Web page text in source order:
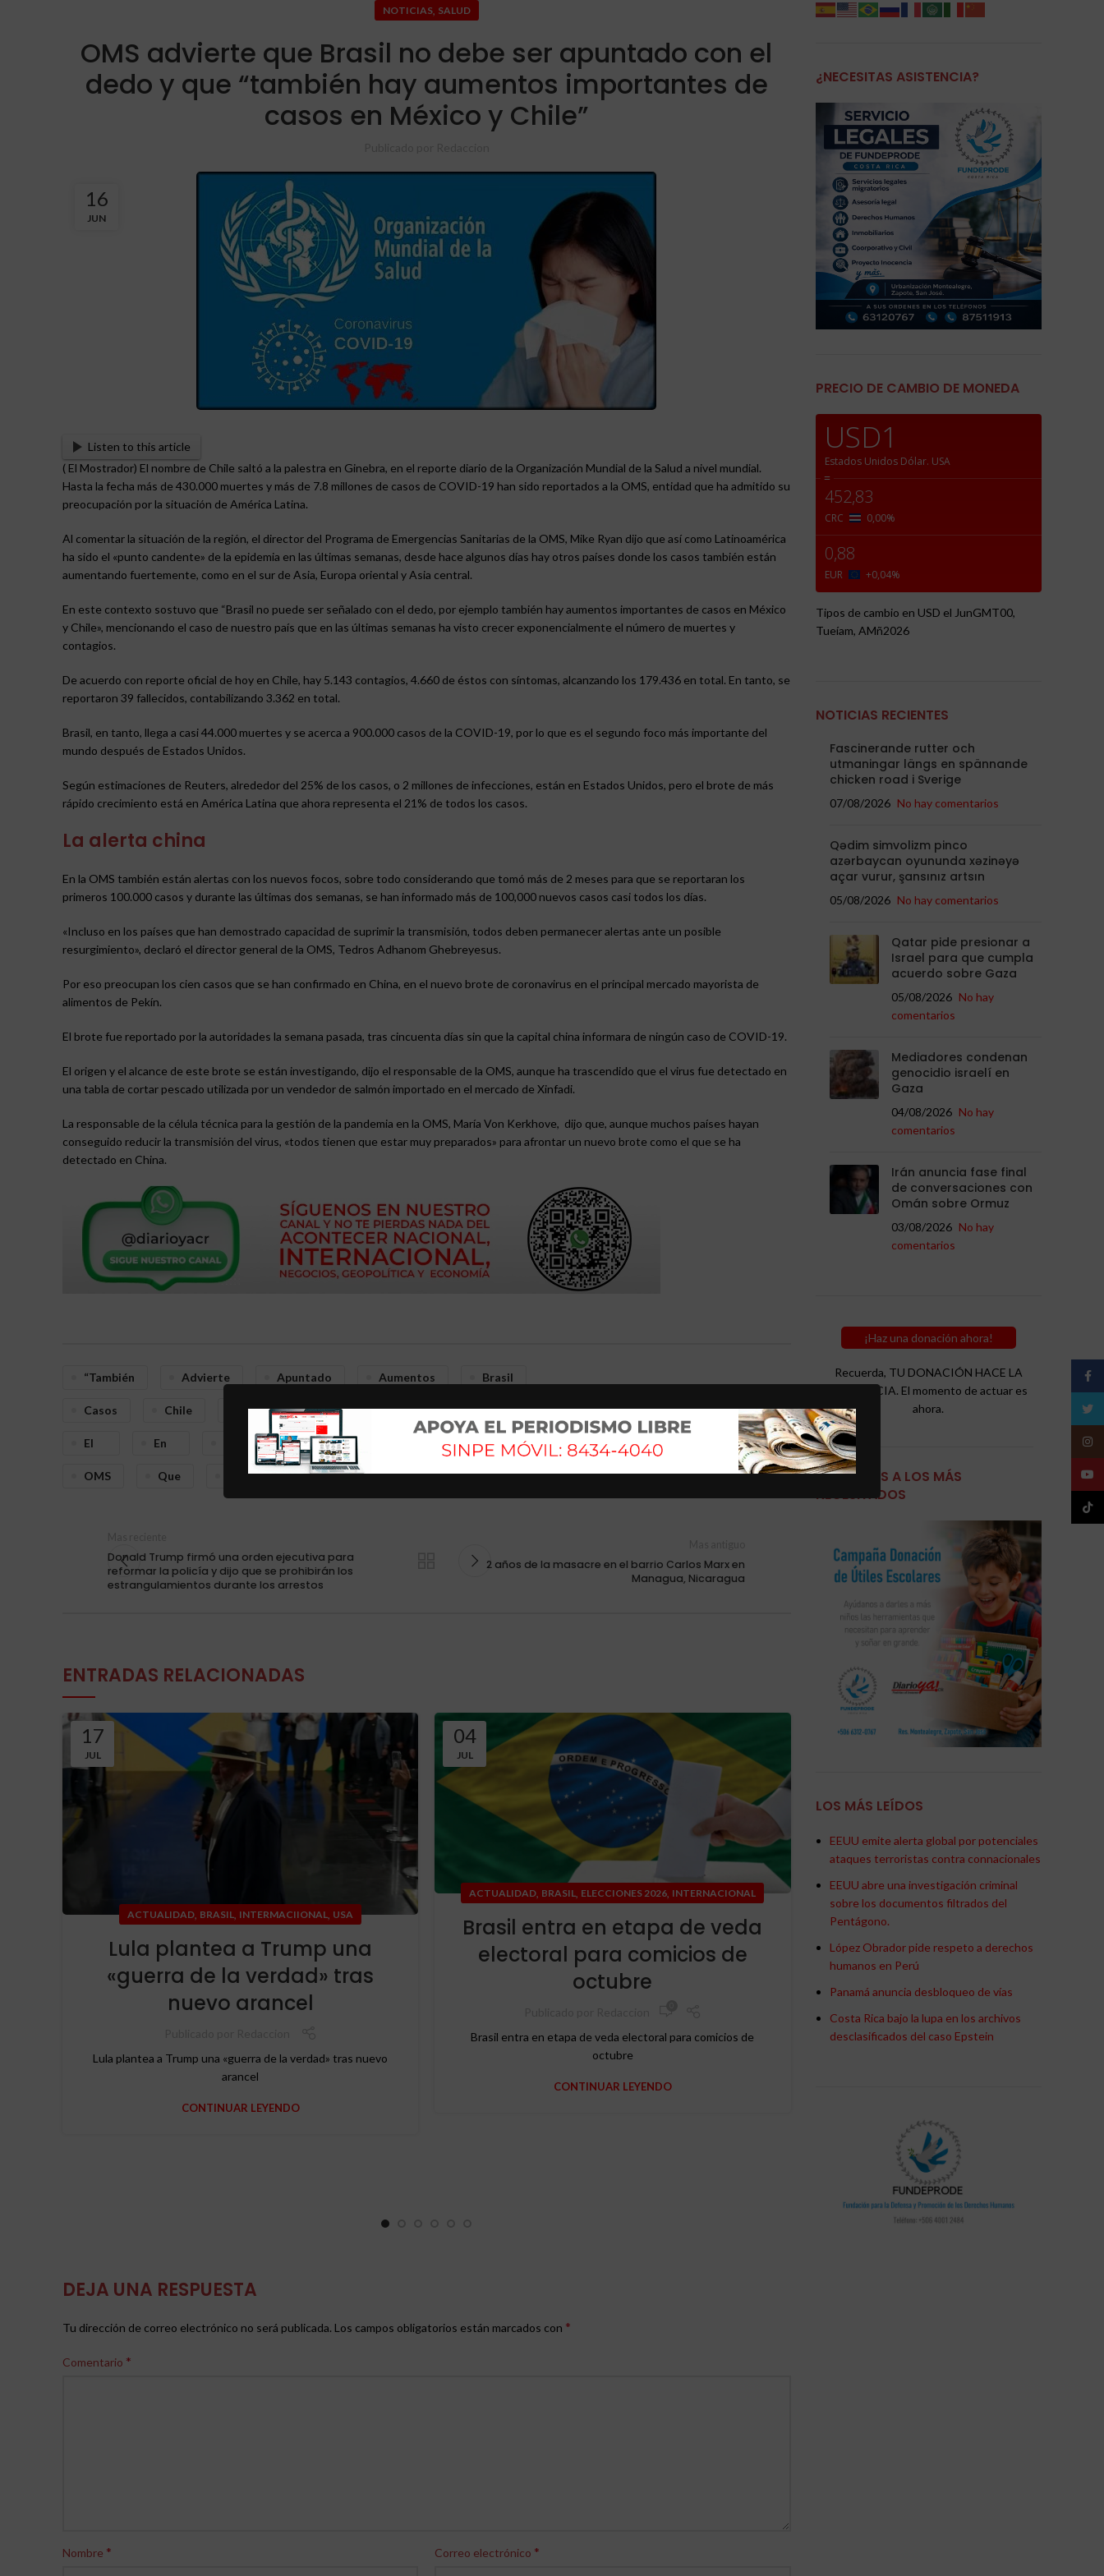
NOTICIAS, SALUD
OMS advierte que Brasil no debe ser apuntado con el
dedo y que “también hay aumentos importantes de
casos en México y Chile”
16
JUN
Listen to this article
( El Mostrador) El nombre de Chile saltó a la palestra en Ginebra, en el reporte diario de la Organización Mundial de la Salud a nivel mundial.
Hasta la fecha más de 430.000 muertes y más de 7.8 millones de casos de COVID-19 han sido reportados a la OMS, entidad que ha admitido su
preocupación por la situación de América Latina.
Al comentar la situación de la región, el director del Programa de Emergencias Sanitarias de la OMS, Mike Ryan dijo que así como Latinoamérica
ha sido el «punto candente» de la epidemia en las últimas semanas, desde hace algunos días hay otros países donde los casos también están
aumentando fuertemente, como en el sur de Asia, Europa oriental y Asia central.
En este contexto sostuvo que “Brasil no puede ser señalado con el dedo, por ejemplo también hay aumentos importantes de casos en México
y Chile», mencionando el caso de nuestro país que en las últimas semanas ha visto crecer exponencialmente el número de muertes y
contagios.
De acuerdo con reporte oficial de hoy en Chile, hay 5.143 contagios, 4.660 de éstos con síntomas, alcanzando los 179.436 en total. En tanto, se
reportaron 39 fallecidos, contabilizando 3.362 en total.
Brasil, en tanto, llega a casi 44.000 muertes y se acerca a 900.000 casos de la COVID-19, por lo que es el segundo foco más importante del
mundo después de Estados Unidos.
Según estimaciones de Reuters, alrededor del 25% de los casos, o 2 millones de infecciones, están en Estados Unidos, pero el brote de más
rápido crecimiento está en América Latina que ahora representa el 21% de todos los casos.
La alerta china
En la OMS también están alertas con los nuevos focos, sobre todo considerando que tomó más de 2 meses para que se reportaran los
primeros 100.000 casos y durante las últimas dos semanas, se han informado más de 100,000 nuevos casos casi todos los días.
«Incluso en los países que han demostrado capacidad de suprimir la transmisión, todos deben permanecer alertas ante un posible
resurgimiento», declaró el director general de la OMS, Tedros Adhanom Ghebreyesus.
Por eso preocupan los cien casos que se han confirmado en China, en el nuevo brote de coronavirus en el principal mercado mayorista de
alimentos de Pekín.
El brote fue reportado por la autoridades la semana pasada, tras cincuenta días sin que la capital china informara de ningún caso de COVID-19.
El origen y el alcance de este brote se están investigando, dijo el responsable de la OMS, aunque ha trascendido que el virus fue detectado en
una tabla de cortar pescado utilizada por un vendedor de salmón importado en el mercado de Xinfadi.
La responsable de la célula técnica para la gestión de la pandemia en la OMS, María Von Kerkhove, dijo que, aunque muchos países hayan
conseguido reducir la transmisión del virus, «todos tienen que estar muy preparados» para afrontar un nuevo brote como el que se ha
detectado en China.
“también Advierte Apuntado Aumentos Brasil
Casos Chile Con De Debe Dedo
El En Importantes México No
OMS Que Y
Donald Trump firmó una orden ejecutiva para
reformar la policía y dijo que se prohibirán los
estrangulamientos durante los arrestos
2 años de la masacre en el barrio Carlos Marx en
Managua, Nicaragua
ENTRADAS RELACIONADAS
17
JUL
ACTUALIDAD, BRASIL, INTERMACIIONAL, USA
Lula plantea a Trump una
«guerra de la verdad» tras
nuevo arancel
Lula plantea a Trump una «guerra de la verdad» tras nuevo
arancel
CONTINUAR LEYENDO
04
JUL
ACTUALIDAD, BRASIL, ELECCIONES 2026, INTERNACIONAL
Brasil entra en etapa de veda
electoral para comicios de
octubre
Brasil entra en etapa de veda electoral para comicios de
octubre
CONTINUAR LEYENDO
02
ACTUALIDAD,BRASIL, INTERNACIONAL
Marco Rubio es enemigo
América Latina, afirma
Publicado porRedaccion
DEJA UNA RESPUESTA
Tu dirección de correo electrónico no será publicada. Los campos obligatorios están marcados con *
Comentario *
Nombre * Correo electrónico *
¿NECESITAS ASISTENCIA?
PRECIO DE CAMBIO DE MONEDA
USD1
Estados Unidos Dólar. USA
=
452,83
CRC 0,00%
0,88
EUR +0,04%
Tipos de cambio en USD el JunGMT00,
Tueíam, AMñ2026
NOTICIAS RECIENTES
Fascinerande rutter och
utmaningar längs en spännande
chicken road i Sverige
07/08/2026 No hay comentarios
Qədim simvolizm pinco
azərbaycan oyununda xəzinəyə
açar vurur, şansınız artsın
05/08/2026 No hay comentarios
Qatar pide presionar a
Israel para que cumpla
acuerdo sobre Gaza
05/08/2026 No hay
comentarios
Mediadores condenan
genocidio israelí en
Gaza
04/08/2026 No hay
comentarios
Irán anuncia fase final
de conversaciones con
Omán sobre Ormuz
03/08/2026 No hay
comentarios
¡Haz una donación ahora!
Recuerda, TU DONACIÓN HACE LA
DIFERENCIA. El momento de actuar es
ahora.
AYUDEMOS A LOS MÁS
NECESITADOS
LOS MÁS LEÍDOS
EEUU emite alerta global por potenciales
ataques terroristas contra connacionales
EEUU abre una investigación criminal
sobre los documentos filtrados del
Pentágono.
López Obrador pide respeto a derechos
humanos en Perú
Panamá anuncia desbloqueo de vías
Costa Rica bajo la lupa en los archivos
desclasificados del caso Epstein